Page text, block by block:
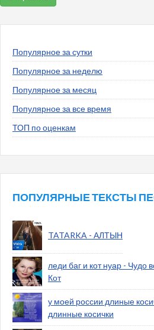
Популярное за сутки
Популярное за неделю
Популярное за месяц
Популярное за все время
ТОП по оценкам
ПОПУЛЯРНЫЕ ТЕКСТЫ
TATARKA - АЛТЫН
леди баг и кот нуар - Чудо
Кот
у моей россии длиные
длинные косички